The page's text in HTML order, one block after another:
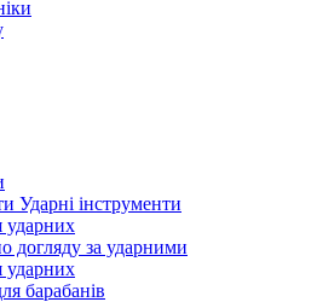
Ударні інструменти
ударних
догляду за ударними
ударних
барабанів